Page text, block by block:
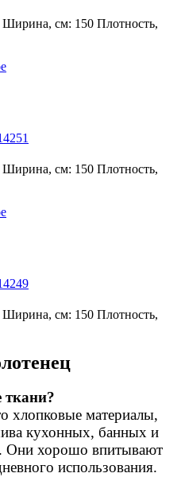
Ширина, см: 150 Плотность,
Ширина, см: 150 Плотность,
Ширина, см: 150 Плотность,
ткани?
хлопковые материалы,
кухонных, банных и
Они хорошо впитывают
использования.